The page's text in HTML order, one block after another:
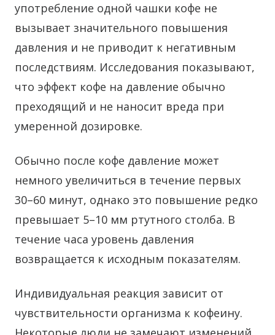
употребление одной чашки кофе не
вызывает значительного повышения
давления и не приводит к негативным
последствиям. Исследования показывают,
что эффект кофе на давление обычно
преходящий и не наносит вреда при
умеренной дозировке.
Обычно после кофе давление может
немного увеличиться в течение первых
30–60 минут, однако это повышение редко
превышает 5–10 мм ртутного столба. В
течение часа уровень давления
возвращается к исходным показателям.
Индивидуальная реакция зависит от
чувствительности организма к кофеину.